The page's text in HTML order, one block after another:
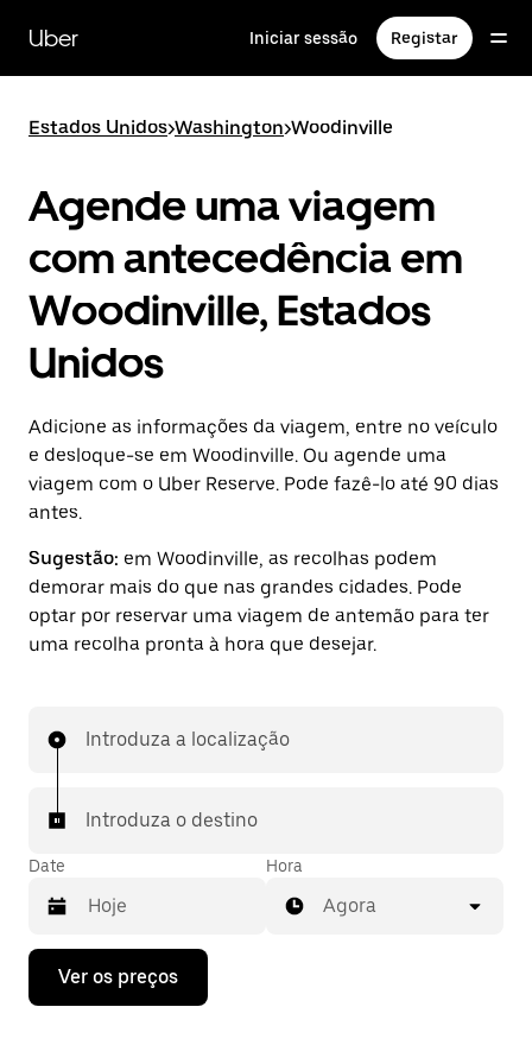
para
conteúdo
Uber Iniciar sessão Registar
Estados Unidos>Washington>Woodinville
Agende uma viagem
com antecedência em
Woodinville, Estados
Unidos
Adicione as informações da viagem, entre no veículo
e desloque-se em Woodinville. Ou agende uma
viagem com o Uber Reserve. Pode fazê-lo até 90 dias
antes.
Sugestão: em Woodinville, as recolhas podem
demorar mais do que nas grandes cidades. Pode
optar por reservar uma viagem de antemão para ter
uma recolha pronta à hora que desejar.
Introduza a localização
Introduza o destino
Date
Prima
tecla
Hora
Agora
Ver os preços